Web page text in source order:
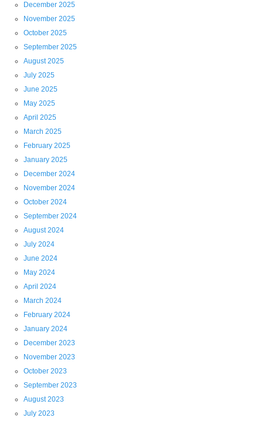
December 2025
November 2025
October 2025
September 2025
August 2025
July 2025
June 2025
May 2025
April 2025
March 2025
February 2025
January 2025
December 2024
November 2024
October 2024
September 2024
August 2024
July 2024
June 2024
May 2024
April 2024
March 2024
February 2024
January 2024
December 2023
November 2023
October 2023
September 2023
August 2023
July 2023